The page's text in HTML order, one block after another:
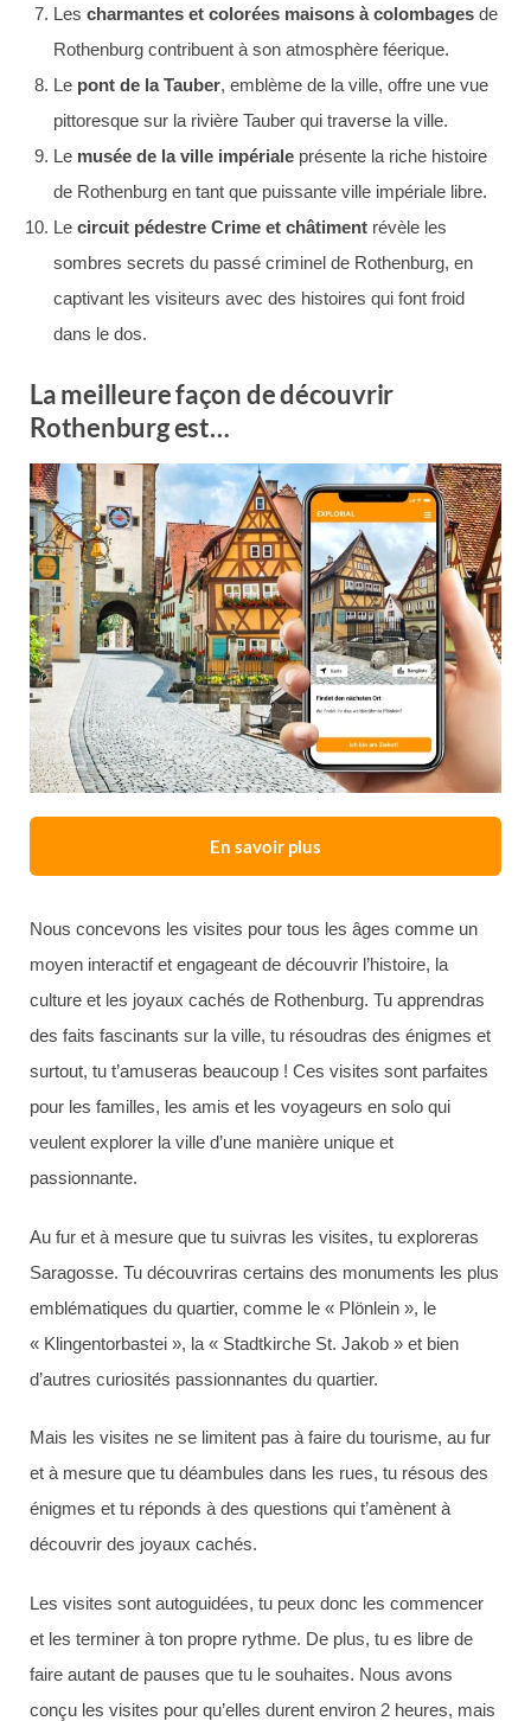
Les charmantes et colorées maisons à colombages de
Rothenburg contribuent à son atmosphère féerique.
Le pont de la Tauber, emblème de la ville, offre une vue
pittoresque sur la rivière Tauber qui traverse la ville.
Le musée de la ville impériale présente la riche histoire
de Rothenburg en tant que puissante ville impériale libre.
Le circuit pédestre Crime et châtiment révèle les
sombres secrets du passé criminel de Rothenburg, en
captivant les visiteurs avec des histoires qui font froid
dans le dos.
La meilleure façon de découvrir
Rothenburg est…
En savoir plus
Nous concevons les visites pour tous les âges comme un
moyen interactif et engageant de découvrir l’histoire, la
culture et les joyaux cachés de Rothenburg. Tu apprendras
des faits fascinants sur la ville, tu résoudras des énigmes et
surtout, tu t’amuseras beaucoup ! Ces visites sont parfaites
pour les familles, les amis et les voyageurs en solo qui
veulent explorer la ville d’une manière unique et
passionnante.
Au fur et à mesure que tu suivras les visites, tu exploreras
Saragosse. Tu découvriras certains des monuments les plus
emblématiques du quartier, comme le « Plönlein », le
« Klingentorbastei », la « Stadtkirche St. Jakob » et bien
d’autres curiosités passionnantes du quartier.
Mais les visites ne se limitent pas à faire du tourisme, au fur
et à mesure que tu déambules dans les rues, tu résous des
énigmes et tu réponds à des questions qui t’amènent à
découvrir des joyaux cachés.
Les visites sont autoguidées, tu peux donc les commencer
et les terminer à ton propre rythme. De plus, tu es libre de
faire autant de pauses que tu le souhaites. Nous avons
conçu les visites pour qu’elles durent environ 2 heures, mais